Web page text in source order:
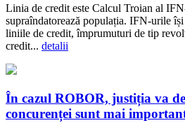
Linia de credit este Calcul Troian al
supraîndatorează populația. IFN-urile
liniile de credit, împrumuturi de tip
credit... detalii
În cazul ROBOR, justiția va
concurenței sunt mai